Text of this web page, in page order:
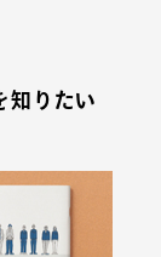
知りたい